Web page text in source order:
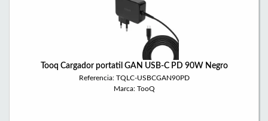
Tooq Cargador portatil GAN USB-C PD 90W Negro
Referencia: TQLC-USBCGAN90PD
Marca: TooQ